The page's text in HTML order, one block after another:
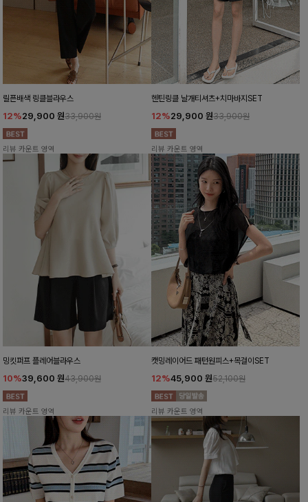
릴픈배색 링클블라우스
12%29,900 원33,900원
리뷰 카운트 영역
헨틴링클 날개티셔츠+치마바지SET
12%29,900 원33,900원
리뷰 카운트 영역
밍킷퍼프 플레어블라우스
10%39,600 원43,900원
리뷰 카운트 영역
캣밍레이어드 패턴원피스+목걸이SET
12%45,900 원52,100원
리뷰 카운트 영역